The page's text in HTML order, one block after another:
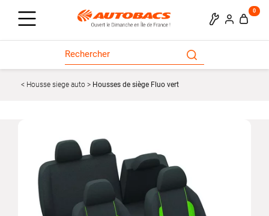
0
Housse siege auto Housses de siège Fluo vert